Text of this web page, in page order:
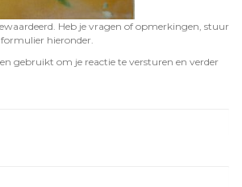
Heb je vragen of opmerkingen, stuur
hieronder.
gebruikt om je reactie te versturen en verder